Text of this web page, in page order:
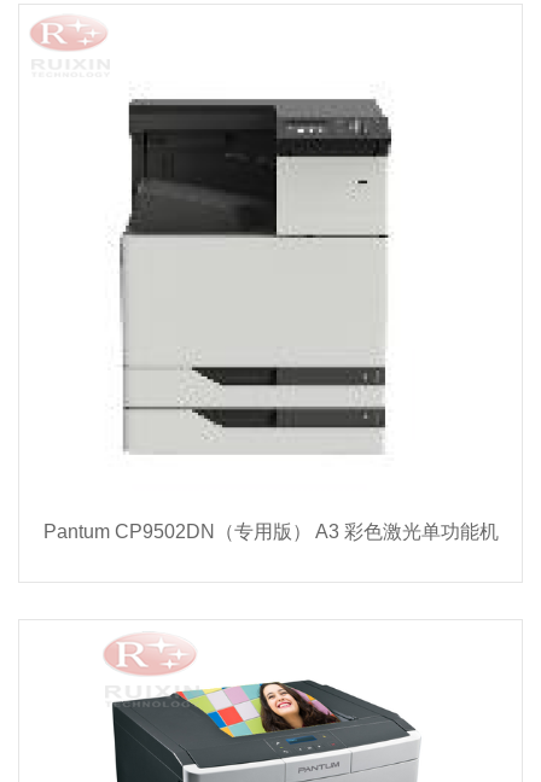
Pantum CP9502DN（专用版） A3 彩色激光单功能机